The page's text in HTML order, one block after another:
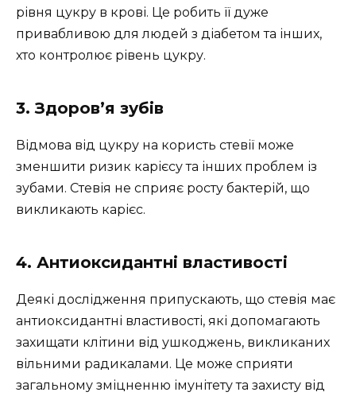
рівня цукру в крові. Це робить її дуже
привабливою для людей з діабетом та інших,
хто контролює рівень цукру.
3. Здоров’я зубів
Відмова від цукру на користь стевії може
зменшити ризик карієсу та інших проблем із
зубами. Стевія не сприяє росту бактерій, що
викликають карієс.
4. Антиоксидантні властивості
Деякі дослідження припускають, що стевія має
антиоксидантні властивості, які допомагають
захищати клітини від ушкоджень, викликаних
вільними радикалами. Це може сприяти
загальному зміцненню імунітету та захисту від